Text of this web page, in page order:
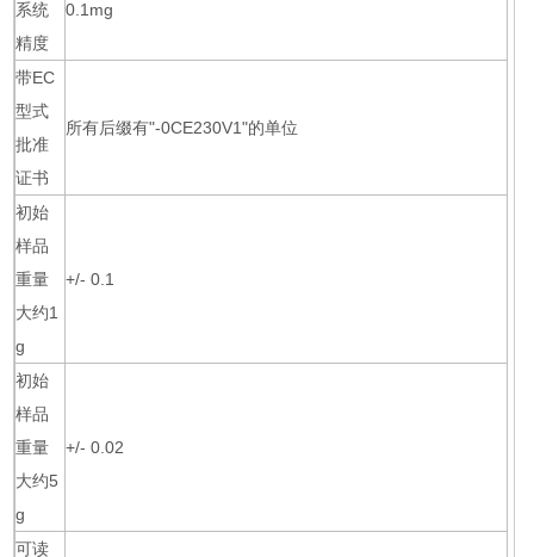
系统
精度
0.1mg
带EC
型式
批准
证书
所有后缀有"-0CE230V1"的单位
初始
样品
重量
大约1
g
+/- 0.1
初始
样品
重量
大约5
g
+/- 0.02
可读